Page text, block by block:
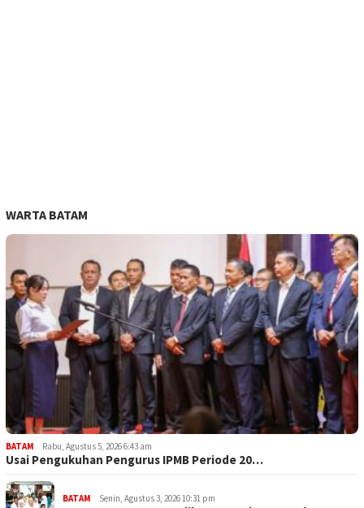
WARTA BATAM
BATAM Rabu, Agustus 5, 2026 6:43 am
Usai Pengukuhan Pengurus IPMB Periode 20…
BATAM Senin, Agustus 3, 2026 10:31 pm